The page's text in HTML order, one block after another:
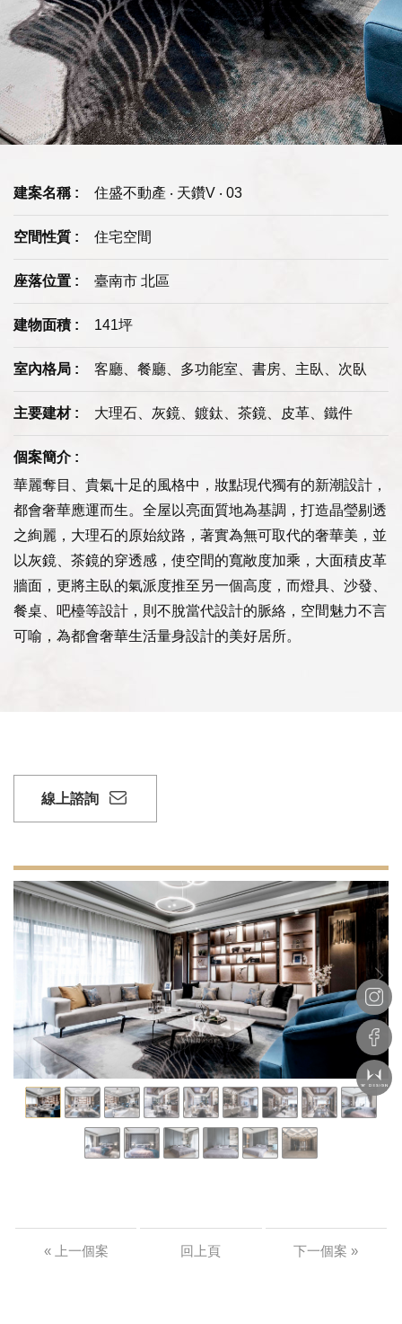
建案名稱 : 住盛不動產 ‧ 天鑽V ‧ 03
空間性質 : 住宅空間
座落位置 : 臺南市 北區
建物面積 : 141坪
室內格局 : 客廳、餐廳、多功能室、書房、主臥、次臥
主要建材 : 大理石、灰鏡、鍍鈦、茶鏡、皮革、鐵件
個案簡介 :
華麗奪目、貴氣十足的風格中，妝點現代獨有的新潮設計，
都會奢華應運而生。全屋以亮面質地為基調，打造晶瑩剔透
之絢麗，大理石的原始紋路，著實為無可取代的奢華美，並
以灰鏡、茶鏡的穿透感，使空間的寬敞度加乘，大面積皮革
牆面，更將主臥的氣派度推至另一個高度，而燈具、沙發、
餐桌、吧檯等設計，則不脫當代設計的脈絡，空間魅力不言
可喻，為都會奢華生活量身設計的美好居所。
線上諮詢
« 上一個案 回上頁 下一個案 »